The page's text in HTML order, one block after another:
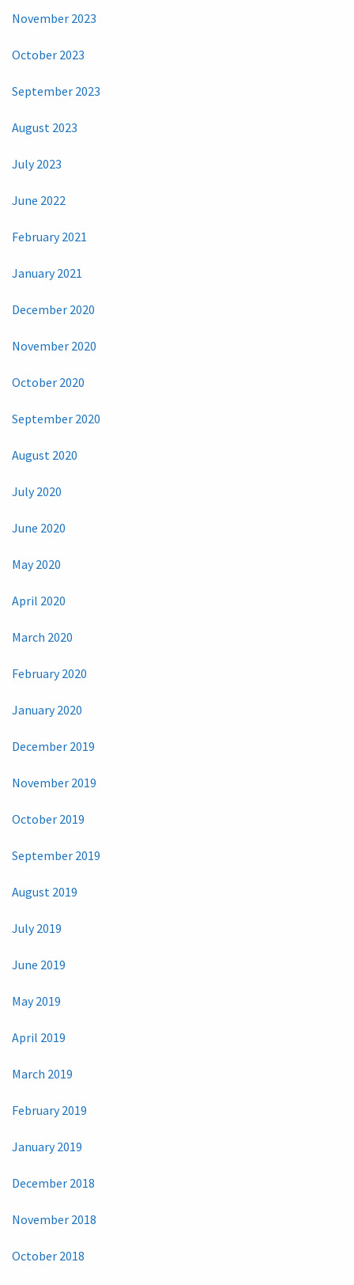
November 2023
October 2023
September 2023
August 2023
July 2023
June 2022
February 2021
January 2021
December 2020
November 2020
October 2020
September 2020
August 2020
July 2020
June 2020
May 2020
April 2020
March 2020
February 2020
January 2020
December 2019
November 2019
October 2019
September 2019
August 2019
July 2019
June 2019
May 2019
April 2019
March 2019
February 2019
January 2019
December 2018
November 2018
October 2018